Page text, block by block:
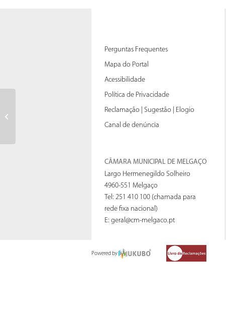
Perguntas Frequentes
Mapa do Portal
Acessibilidade
Política de Privacidade
Reclamação | Sugestão | Elogio
Canal de denúncia
CÂMARA MUNICIPAL DE MELGAÇO
Largo Hermenegildo Solheiro
4960-551 Melgaço
Tel: 251 410 100 (chamada para
rede fixa nacional)
E:geral@cm-melgaco.pt
Powered by